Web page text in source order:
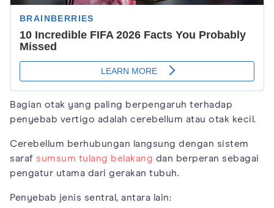
Bagian otak yang paling berpengaruh terhadap
penyebab vertigo adalah cerebellum atau otak kecil.
Cerebellum berhubungan langsung dengan sistem
saraf sumsum tulang belakang dan berperan sebagai
pengatur utama dari gerakan tubuh.
Penyebab jenis sentral, antara lain: